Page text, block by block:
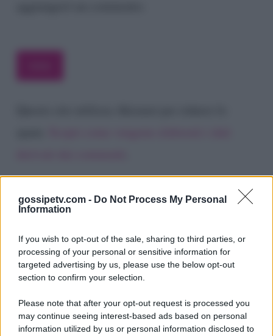
gossipetv.com - Do Not Process My Personal
Information
If you wish to opt-out of the sale, sharing to third parties, or
processing of your personal or sensitive information for
targeted advertising by us, please use the below opt-out
section to confirm your selection.
Please note that after your opt-out request is processed you
may continue seeing interest-based ads based on personal
information utilized by us or personal information disclosed to
Gossip e TV è un sito di MASTE S.r.l.
viale Luigi Majno n. 21 - 20129 Milano (MI)